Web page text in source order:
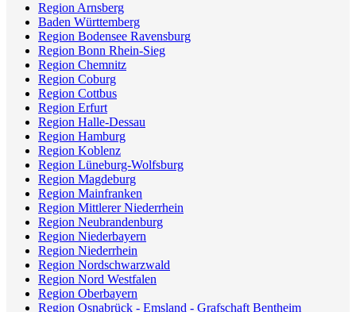
Region Arnsberg
Baden Württemberg
Region Bodensee Ravensburg
Region Bonn Rhein-Sieg
Region Chemnitz
Region Coburg
Region Cottbus
Region Erfurt
Region Halle-Dessau
Region Hamburg
Region Koblenz
Region Lüneburg-Wolfsburg
Region Magdeburg
Region Mainfranken
Region Mittlerer Niederrhein
Region Neubrandenburg
Region Niederbayern
Region Niederrhein
Region Nordschwarzwald
Region Nord Westfalen
Region Oberbayern
Region Osnabrück - Emsland - Grafschaft Bentheim